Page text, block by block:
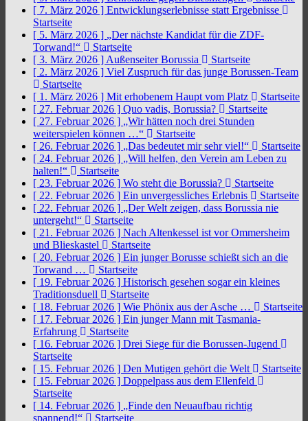
[ 7. März 2026 ] Entwicklungserlebnisse statt Ergebnisse
Startseite
[ 5. März 2026 ] „Der nächste Kandidat für die ZDF-
Torwand!“
Startseite
[ 3. März 2026 ] Außenseiter Borussia
Startseite
[ 2. März 2026 ] Viel Zuspruch für das junge Borussen-Team
Startseite
[ 1. März 2026 ] Mit erhobenem Haupt vom Platz
Startseite
[ 27. Februar 2026 ] Quo vadis, Borussia?
Startseite
[ 27. Februar 2026 ] „Wir hätten noch drei Stunden
weiterspielen können …“
Startseite
[ 26. Februar 2026 ] „Das bedeutet mir sehr viel!“
Startseite
[ 24. Februar 2026 ] „Will helfen, den Verein am Leben zu
halten!“
Startseite
[ 23. Februar 2026 ] Wo steht die Borussia?
Startseite
[ 22. Februar 2026 ] Ein unvergessliches Erlebnis
Startseite
[ 22. Februar 2026 ] „Der Welt zeigen, dass Borussia nie
untergeht!“
Startseite
[ 21. Februar 2026 ] Nach Altenkessel ist vor Ommersheim
und Blieskastel
Startseite
[ 20. Februar 2026 ] Ein junger Borusse schießt sich an die
Torwand …
Startseite
[ 19. Februar 2026 ] Historisch gesehen sogar ein kleines
Traditionsduell
Startseite
[ 18. Februar 2026 ] Wie Phönix aus der Asche …
Startseite
[ 17. Februar 2026 ] Ein junger Mann mit Tasmania-
Erfahrung
Startseite
[ 16. Februar 2026 ] Drei Siege für die Borussen-Jugend
Startseite
[ 15. Februar 2026 ] Den Mutigen gehört die Welt
Startseite
[ 15. Februar 2026 ] Doppelpass aus dem Ellenfeld
Startseite
[ 14. Februar 2026 ] „Finde den Neuaufbau richtig
spannend!“
Startseite